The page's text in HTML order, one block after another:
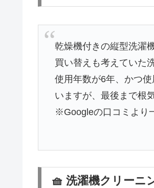
乾燥機付きの縦型洗濯
買い替えも考えていた
使用年数が6年、かつ
いますが、最後まで根
※Googleの口コミより
🧺 洗濯機クリーニ